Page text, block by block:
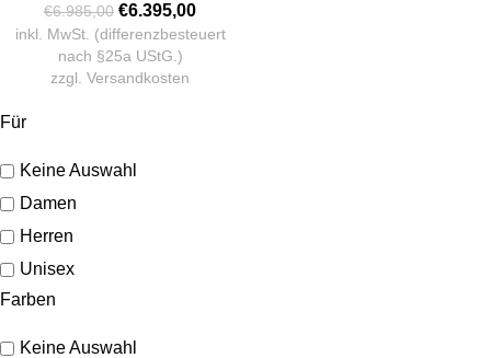
Für
Keine Auswahl
Damen
Herren
Unisex
Farben
Keine Auswahl
€6.985,00 €6.395,00
inkl. MwSt. (differenzbesteuert
nach §25a UStG.)
zzgl. Versandkosten